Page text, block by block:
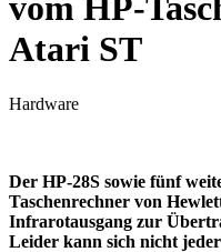
vom HP-
Atari ST
Hardware
Der HP-28S sowie fünf
Taschenrechner von
Infrarotausgang zur
Leider kann sich nicht